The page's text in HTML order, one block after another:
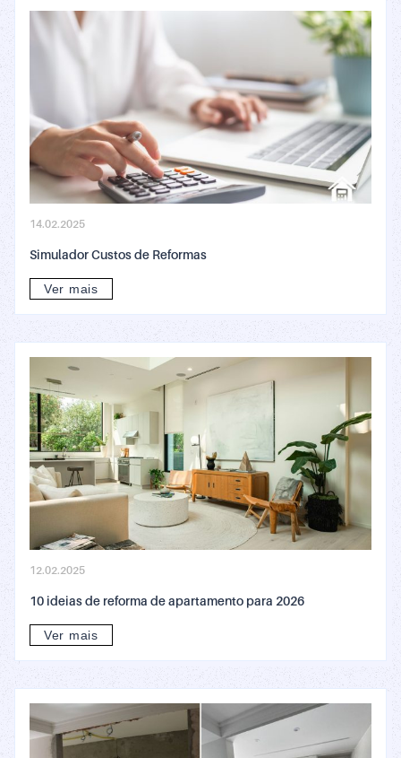
14.02.2025
Simulador Custos de Reformas
Ver mais
12.02.2025
10 ideias de reforma de apartamento para 2026
Ver mais